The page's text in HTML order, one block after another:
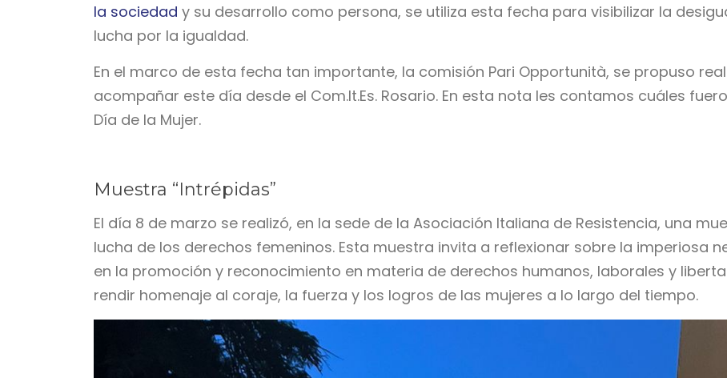
la sociedad y su desarrollo como persona, se utiliza esta fecha para visibilizar la
lucha por la igualdad.
En el marco de esta fecha tan importante, la comisión Pari Opportunità, se propuso
acompañar este día desde el Com.It.Es. Rosario. En esta nota les contamos cuáles
Día de la Mujer.
Muestra “Intrépidas”
El día 8 de marzo se realizó, en la sede de la Asociación Italiana de Resistencia, una
lucha de los derechos femeninos. Esta muestra invita a reflexionar sobre la imperiosa
en la promoción y reconocimiento en materia de derechos humanos, laborales y
rendir homenaje al coraje, la fuerza y los logros de las mujeres a lo largo del tiempo.